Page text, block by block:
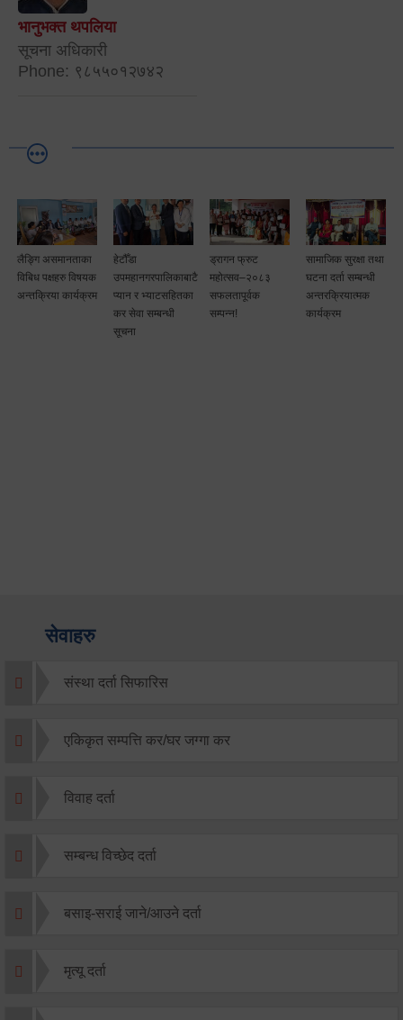
भानुभक्त थपलिया
सूचना अधिकारी
Phone: ९८५५०१२७४२
लैङ्गि असमानताका
विबिध पक्षहरु विषयक
अन्तक्रिया कार्यक्रम
हेटौँडा
उपमहानगरपालिकाबाटै
प्यान र भ्याटसहितका
कर सेवा सम्बन्धी
सूचना
ड्रागन फ्रुट
महोत्सव–२०८३
सफलतापूर्वक
सम्पन्न!
सामाजिक सुरक्षा तथा
घटना दर्ता सम्बन्धी
अन्तरक्रियात्मक
कार्यक्रम
सेवाहरु
संस्था दर्ता सिफारिस
एकिकृत सम्पत्ति कर/घर जग्गा कर
विवाह दर्ता
सम्बन्ध विच्छेद दर्ता
बसाइ-सराई जाने/आउने दर्ता
मृत्यू दर्ता